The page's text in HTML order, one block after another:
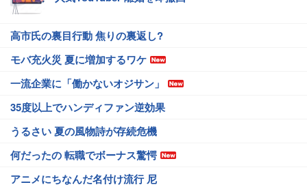
高市氏の裏目行動 焦りの裏返し?
モバ充火災 夏に増加するワケ
一流企業に「働かないオジサン」
35度以上でハンディファン逆効果
うるさい 夏の風物詩が存続危機
何だったの 転職でボーナス驚愕
アニメにちなんだ名付け流行 尼